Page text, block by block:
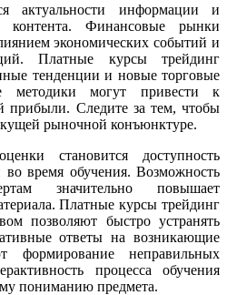
актуальности информации и
контента. Финансовые рынки
экономических событий и
Платные курсы трейдинг
тенденции и новые торговые
методики могут привести к
прибыли. Следите за тем, чтобы
рыночной конъюнктуре.
становится доступность
время обучения. Возможность
значительно повышает
Платные курсы трейдинг
позволяют быстро устранять
ответы на возникающие
формирование неправильных
процесса обучения
пониманию предмета.